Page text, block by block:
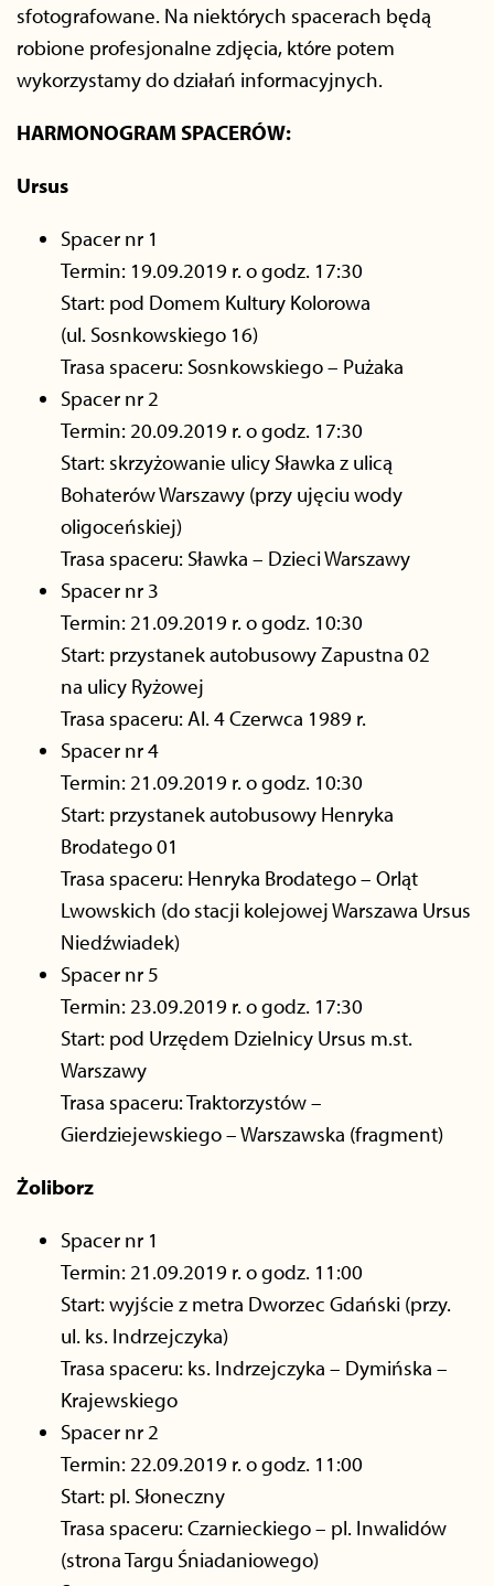
sfotografowane. Na niektórych spacerach będą
robione profesjonalne zdjęcia, które potem
wykorzystamy do działań informacyjnych.
HARMONOGRAM SPACERÓW:
Ursus
Spacer nr 1
Termin: 19.09.2019 r. o godz. 17:30
Start: pod Domem Kultury Kolorowa
(ul. Sosnkowskiego 16)
Trasa spaceru: Sosnkowskiego – Pużaka
Spacer nr 2
Termin: 20.09.2019 r. o godz. 17:30
Start: skrzyżowanie ulicy Sławka z ulicą
Bohaterów Warszawy (przy ujęciu wody
oligoceńskiej)
Trasa spaceru: Sławka – Dzieci Warszawy
Spacer nr 3
Termin: 21.09.2019 r. o godz. 10:30
Start: przystanek autobusowy Zapustna 02
na ulicy Ryżowej
Trasa spaceru: Al. 4 Czerwca 1989 r.
Spacer nr 4
Termin: 21.09.2019 r. o godz. 10:30
Start: przystanek autobusowy Henryka
Brodatego 01
Trasa spaceru: Henryka Brodatego – Orląt
Lwowskich (do stacji kolejowej Warszawa Ursus
Niedźwiadek)
Spacer nr 5
Termin: 23.09.2019 r. o godz. 17:30
Start: pod Urzędem Dzielnicy Ursus m.st.
Warszawy
Trasa spaceru: Traktorzystów –
Gierdziejewskiego – Warszawska (fragment)
Żoliborz
Spacer nr 1
Termin: 21.09.2019 r. o godz. 11:00
Start: wyjście z metra Dworzec Gdański (przy.
ul. ks. Indrzejczyka)
Trasa spaceru: ks. Indrzejczyka – Dymińska –
Krajewskiego
Spacer nr 2
Termin: 22.09.2019 r. o godz. 11:00
Start: pl. Słoneczny
Trasa spaceru: Czarnieckiego – pl. Inwalidów
(strona Targu Śniadaniowego)